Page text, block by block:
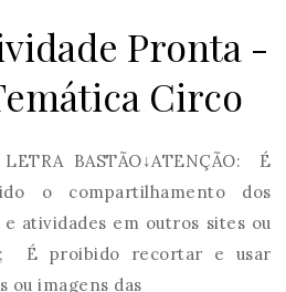
Pronta -
Circo
BASTÃO↓ATENÇÃO: É
o compartilhamento dos
e atividades em outros sites ou
É proibido recortar e usar
ou imagens das